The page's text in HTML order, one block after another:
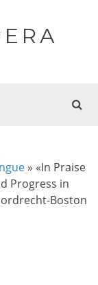
» «In Praise
Progress in
Boston